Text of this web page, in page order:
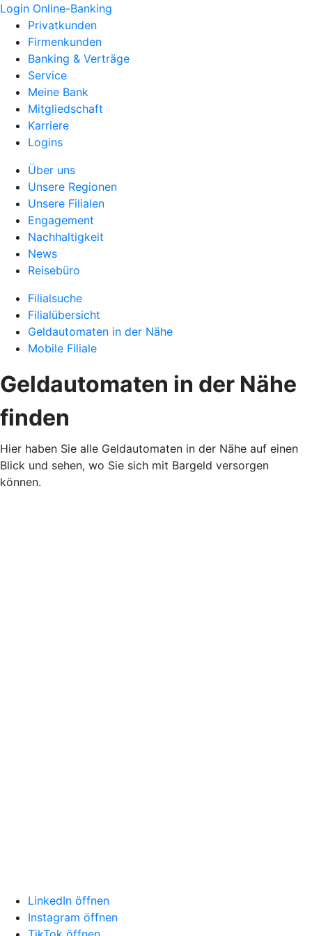
Login Online-Banking
Privatkunden
Firmenkunden
Banking & Verträge
Service
Meine Bank
Mitgliedschaft
Karriere
Logins
Über uns
Unsere Regionen
Unsere Filialen
Engagement
Nachhaltigkeit
News
Reisebüro
Filialsuche
Filialübersicht
Geldautomaten in der Nähe
Mobile Filiale
Geldautomaten in der Nähe
finden
Hier haben Sie alle Geldautomaten in der Nähe auf einen
Blick und sehen, wo Sie sich mit Bargeld versorgen
können.
LinkedIn öffnen
Instagram öffnen